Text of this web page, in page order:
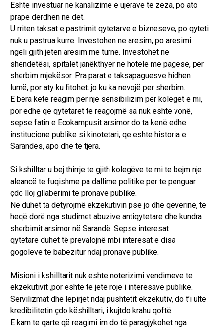
Eshte investuar ne kanalizime e ujërave te zeza, po ato
prape derdhen ne det.
U rriten taksat e pastrimit qytetarve e bizneseve, po qyteti
nuk u pastrua kurre. Investohen ne aresim, po aresimi
ngeli gjith jeten aresim me turne. Investohet ne
shëndetësi, spitalet janëkthyer ne hotele me pagesë, për
sherbim mjekësor. Pra parat e taksapaguesve hidhen
lumë, por aty ku fitohet, jo ku ka nevojë per sherbim.
E bera kete reagim per nje sensibilizim per koleget e mi,
por edhe që qytetaret te reagojmë sa nuk eshte vonë,
sepse fatin e Ecokampusit arsimor do ta kenë edhe
institucione publike si kinotetari, qe eshte historia e
Sarandës, apo dhe te tjera.
Si kshilltar u bej thirrje te gjith kolegëve te mi te bejm nje
aleancë te fuqishme pa dallime politike per te penguar
çdo lloj gllaberimi të pronave publike.
Ne duhet ta detyrojmë ekzekutivin pse jo dhe qeverinë, te
heqë dorë nga studimet abuzive antiqytetare dhe kundra
sherbimit arsimor në Sarandë. Sepse interesat
qytetare duhet të prevalojnë mbi interesat e disa
gogoleve te babëzitur ndaj pronave publike.
Misioni i kshilltarit nuk eshte noterizimi vendimeve te
ekzekutivit ,por eshte te jete roje i interesave publike.
Servilizmat dhe lepirjet ndaj pushtetit ekzekutiv, do t’i ulte
kredibilitetin çdo këshilltari, i kujtdo krahu qoftë.
E kam te qarte që reagimi im do të paragjykohet nga